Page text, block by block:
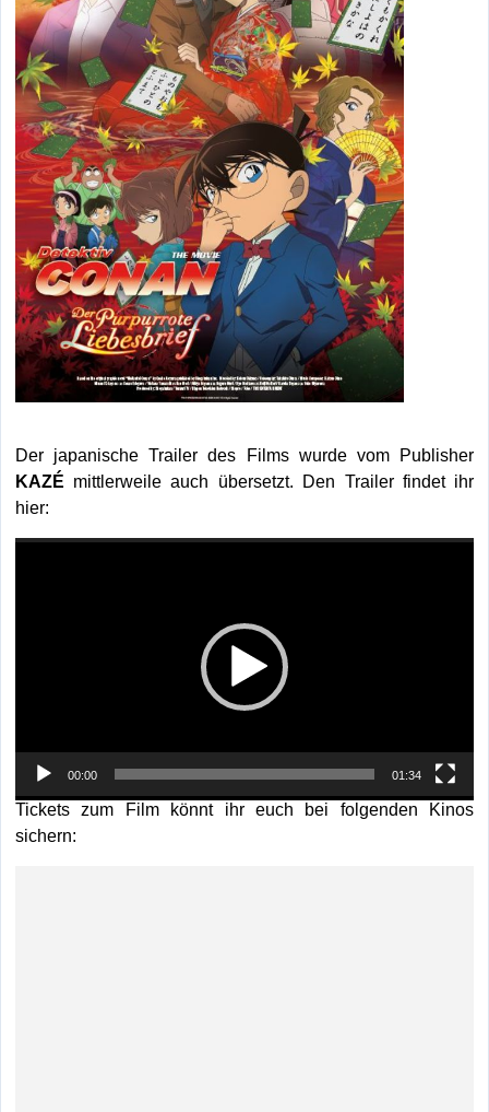
Der japanische Trailer des Films wurde vom Publisher
KAZÉ mittlerweile auch übersetzt. Den Trailer findet ihr
hier:
00:00 01:34
Tickets zum Film könnt ihr euch bei folgenden Kinos
sichern: